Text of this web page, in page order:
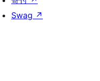
Swag ↗